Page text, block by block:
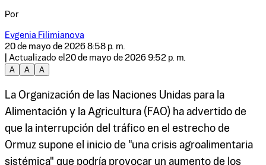
Por
Evgenia Filimianova
20 de mayo de 2026 8:58 p. m.
| Actualizado el 20 de mayo de 2026 9:52 p. m.
A
A A
La Organización de las Naciones Unidas para la
Alimentación y la Agricultura (FAO) ha advertido de
que la interrupción del tráfico en el estrecho de
Ormuz supone el inicio de "una crisis agroalimentaria
sistémica" que podría provocar un aumento de los